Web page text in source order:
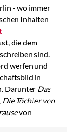
- wo immer
Inhalten
die dem
sind.
werfen und
in
Darunter Das
Die Töchter von
von